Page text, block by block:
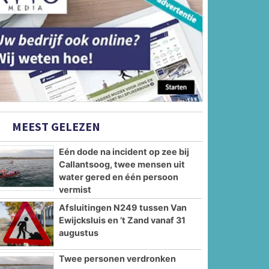
MEEST GELEZEN
Eén dode na incident op zee bij
Callantsoog, twee mensen uit
water gered en één persoon
vermist
Afsluitingen N249 tussen Van
Ewijcksluis en ’t Zand vanaf 31
augustus
Twee personen verdronken